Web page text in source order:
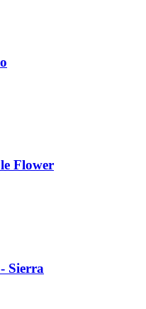
Flower
Sierra